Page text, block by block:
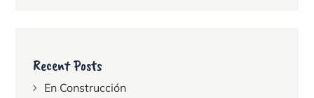
Recent Posts
En Construcción